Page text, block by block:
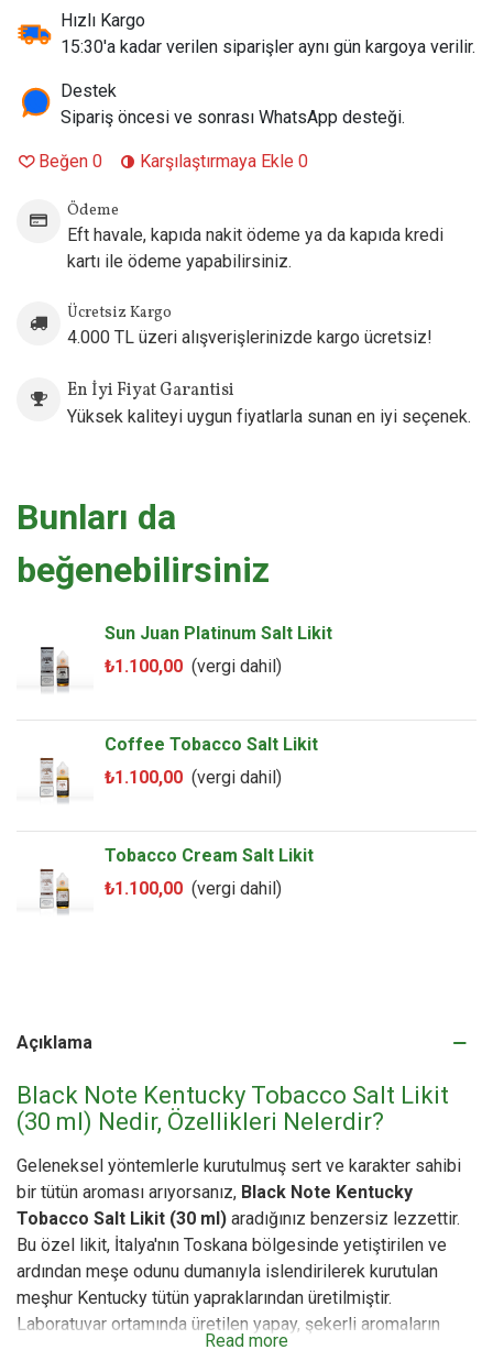
Şişe Tipi ve Boyutu:
kilitli kapaklı orijinal Gorilla Şişe
Öne Çıkan Özellik:
yöntemiyle üretilmiştir; yapay aroma, tatlandırıcı,
Paket İçeriği:1 Adet 30 ml Black Note Kentucky Tobacco
Hızlı Kargo
15:30'a kadar verilen siparişler aynı gün kargoya verilir.
Destek
Sipariş öncesi ve sonrası WhatsApp desteği.
Beğen 0 Karşılaştırmaya Ekle 0
Ödeme
Eft havale, kapıda nakit ödeme ya da kapıda kredi
kartı ile ödeme yapabilirsiniz.
Ücretsiz Kargo
4.000 TL üzeri alışverişlerinizde kargo ücretsiz!
En İyi Fiyat Garantisi
Yüksek kaliteyi uygun fiyatlarla sunan en iyi seçenek.
Bunları da
beğenebilirsiniz
Sun Juan Platinum Salt Likit
₺1.100,00 (vergi dahil)
Coffee Tobacco Salt Likit
₺1.100,00 (vergi dahil)
Tobacco Cream Salt Likit
₺1.100,00 (vergi dahil)
Açıklama
Black Note Kentucky Tobacco Salt Likit
(30 ml) Nedir, Özellikleri Nelerdir?
Geleneksel yöntemlerle kurutulmuş sert ve karakter sahibi
bir tütün aroması arıyorsanız, Black Note Kentucky
Tobacco Salt Likit (30 ml) aradığınız benzersiz lezzettir.
Bu özel likit, İtalya'nın Toskana bölgesinde yetiştirilen ve
ardından meşe odunu dumanıyla islendirilerek kurutulan
meşhur Kentucky tütün yapraklarından üretilmiştir.
Laboratuvar ortamında üretilen yapay, şekerli aromaların
Read more